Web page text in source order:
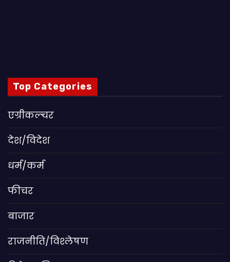
Top Categories
एग्रीकल्चर
देश/विदेश
धर्म/कर्म
फीचर
बाजार
राजनीति/विश्लेषण